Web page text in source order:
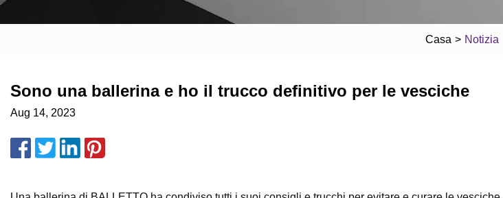
Casa > Notizia
Sono una ballerina e ho il trucco definitivo per le vesciche
Aug 14, 2023